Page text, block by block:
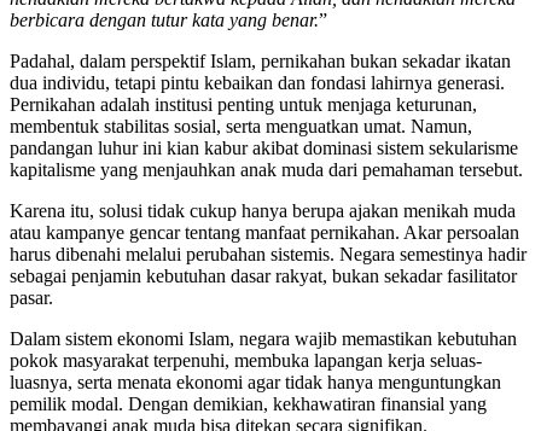
berbicara dengan tutur kata yang benar.”
Padahal, dalam perspektif Islam, pernikahan bukan sekadar ikatan
dua individu, tetapi pintu kebaikan dan fondasi lahirnya generasi.
Pernikahan adalah institusi penting untuk menjaga keturunan,
membentuk stabilitas sosial, serta menguatkan umat. Namun,
pandangan luhur ini kian kabur akibat dominasi sistem sekularisme
kapitalisme yang menjauhkan anak muda dari pemahaman tersebut.
Karena itu, solusi tidak cukup hanya berupa ajakan menikah muda
atau kampanye gencar tentang manfaat pernikahan. Akar persoalan
harus dibenahi melalui perubahan sistemis. Negara semestinya hadir
sebagai penjamin kebutuhan dasar rakyat, bukan sekadar fasilitator
pasar.
Dalam sistem ekonomi Islam, negara wajib memastikan kebutuhan
pokok masyarakat terpenuhi, membuka lapangan kerja seluas-
luasnya, serta menata ekonomi agar tidak hanya menguntungkan
pemilik modal. Dengan demikian, kekhawatiran finansial yang
membayangi anak muda bisa ditekan secara signifikan.